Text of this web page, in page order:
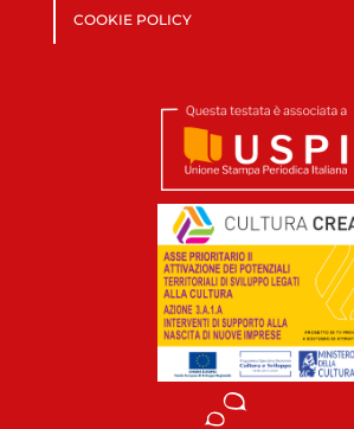
COOKIE POLICY